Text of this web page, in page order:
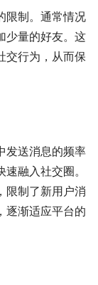
限制。通常情况
少量的好友。这
交行为，从而保
发送消息的频率
融入社交圈。
限制了新用户消
逐渐适应平台的